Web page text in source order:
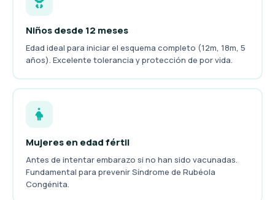
Niños desde 12 meses
Edad ideal para iniciar el esquema completo (12m, 18m, 5
años). Excelente tolerancia y protección de por vida.
Mujeres en edad fértil
Antes de intentar embarazo si no han sido vacunadas.
Fundamental para prevenir Síndrome de Rubéola
Congénita.